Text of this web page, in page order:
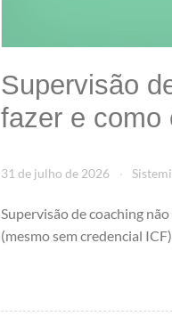
Supervisão
fazer e como
31 de julho de 2026
Supervisão de coaching
(mesmo sem credencial